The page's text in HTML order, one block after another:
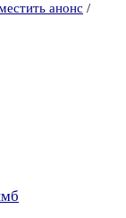
анонс /